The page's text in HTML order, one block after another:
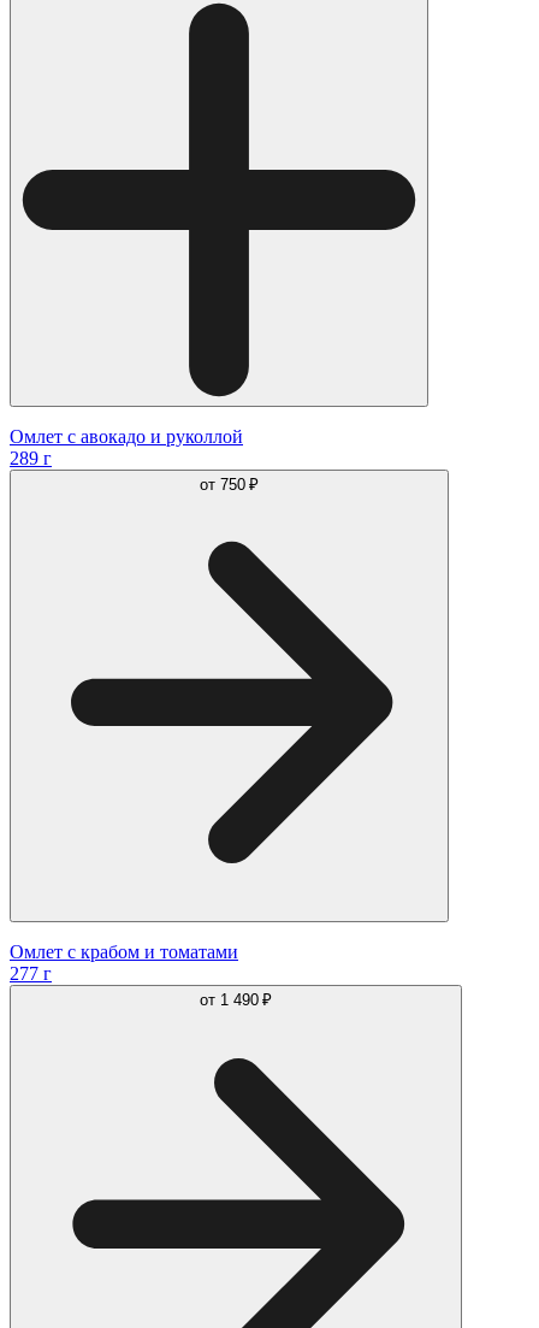
Омлет с авокадо и руколлой
289 г
от 750 ₽
Омлет с крабом и томатами
277 г
от 1 490 ₽